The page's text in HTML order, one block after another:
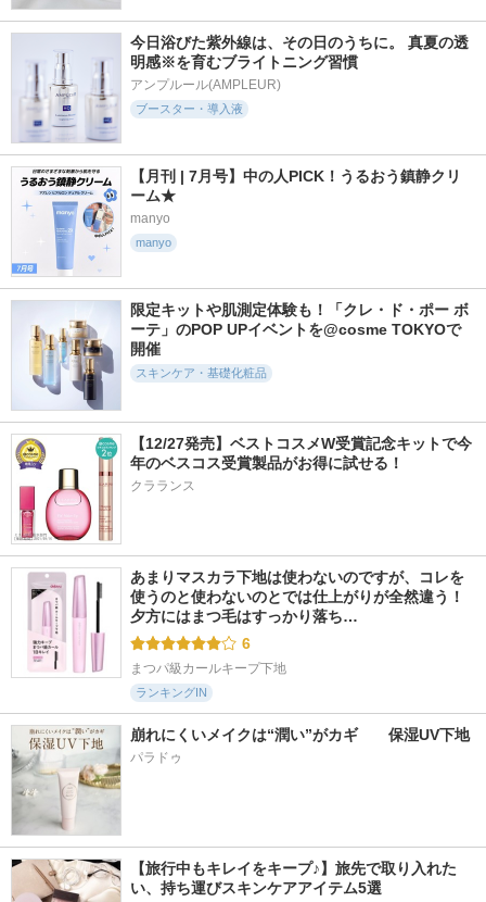
5.8
12967件
ジェニフィック ア
ランコム
メガショット 夜用
白玉美容マスク
サボリーノ
ヒアルシカセラム
Dr.G(ドクタージー)
5.6
17380件
スキンクリア クレ
ンズ オイル アロマ
タイプ リフレシン
グシトラスの香り
アテニア
リジュラン(REJURAN
COSMETICS)
5.8
404件
Nosca9 T Serum S
FATION
5.6
1762件
インテンシブリフテ
6.0
242件
ノスカナイン T セ
今日浴びた紫外線は、その日のうちに。 真夏の透
明感※を育むブライトニング習慣
アンプルール(AMPLEUR)
ブースター・導入液
【月刊 | 7月号】中の人PICK！うるおう鎮静クリ
ーム★
manyo
manyo
限定キットや肌測定体験も！「クレ・ド・ポー ボ
ーテ」のPOP UPイベントを@cosme TOKYOで
開催
スキンケア・基礎化粧品
【12/27発売】ベストコスメW受賞記念キットで今
年のベスコス受賞製品がお得に試せる！
クラランス
あまりマスカラ下地は使わないのですが、コレを
使うのと使わないのとでは仕上がりが全然違う！
夕方にはまつ毛はすっかり落ち…
6
まつパ級カールキープ下地
ランキングIN
崩れにくいメイクは“潤い”がカギ　　保湿UV下地
パラドゥ
【旅行中もキレイをキープ♪】旅先で取り入れた
い、持ち運びスキンケアアイテム5選